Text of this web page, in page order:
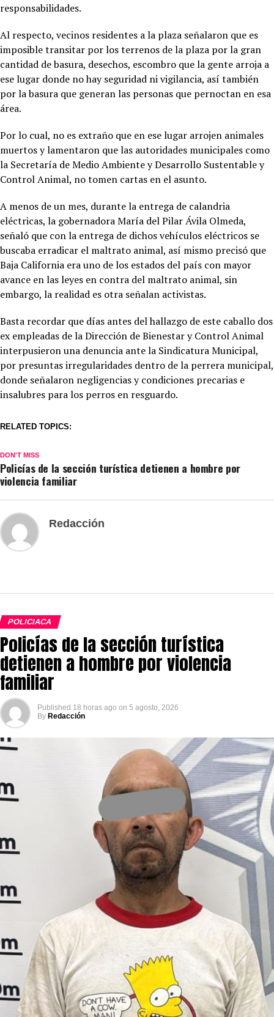
responsabilidades.
Al respecto, vecinos residentes a la plaza señalaron que es
imposible transitar por los terrenos de la plaza por la gran
cantidad de basura, desechos, escombro que la gente arroja a
ese lugar donde no hay seguridad ni vigilancia, así también
por la basura que generan las personas que pernoctan en esa
área.
Por lo cual, no es extraño que en ese lugar arrojen animales
muertos y lamentaron que las autoridades municipales como
la Secretaría de Medio Ambiente y Desarrollo Sustentable y
Control Animal, no tomen cartas en el asunto.
A menos de un mes, durante la entrega de calandria
eléctricas, la gobernadora María del Pilar Ávila Olmeda,
señaló que con la entrega de dichos vehículos eléctricos se
buscaba erradicar el maltrato animal, así mismo precisó que
Baja California era uno de los estados del país con mayor
avance en las leyes en contra del maltrato animal, sin
embargo, la realidad es otra señalan activistas.
Basta recordar que días antes del hallazgo de este caballo dos
ex empleadas de la Dirección de Bienestar y Control Animal
interpusieron una denuncia ante la Sindicatura Municipal,
por presuntas irregularidades dentro de la perrera municipal,
donde señalaron negligencias y condiciones precarias e
insalubres para los perros en resguardo.
RELATED TOPICS:
DON'T MISS
Policías de la sección turística detienen a hombre por
violencia familiar
Redacción
POLICIACA
Policías de la sección turística
detienen a hombre por violencia
familiar
Published 18 horas ago on 5 agosto, 2026
By Redacción